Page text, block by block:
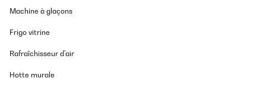
que sin problemas
Usuario/a de amazon
Machine à glaçons
Frigo vitrine
Rafraîchisseur d'air
Hotte murale